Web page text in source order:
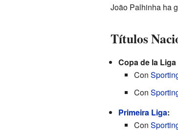
João Palhinha ha
Títulos
Copa de la
Con
Con
Primeira Liga:
Con